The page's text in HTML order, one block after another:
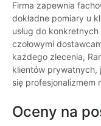
Firma zapewnia
dokładne pomiary u
usług do
czołowymi
każdego zlecenia,
klientów prywatnych,
się profesjonalizmem
Oceny na